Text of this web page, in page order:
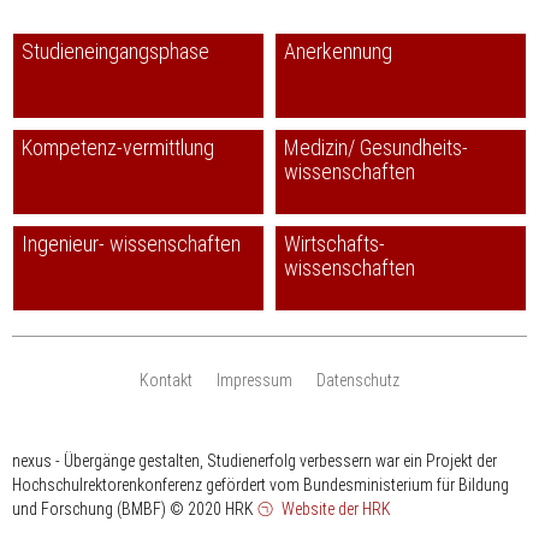
Studieneingangsphase Anerkennung
Kompetenz-vermittlung
Medizin/ Gesundheits-
wissenschaften
Ingenieur- wissenschaften
Wirtschafts-
wissenschaften
Kontakt Impressum Datenschutz
nexus - Übergänge gestalten, Studienerfolg verbessern war ein Projekt der
Hochschulrektorenkonferenz gefördert vom Bundesministerium für Bildung
und Forschung (BMBF) © 2020 HRK Website der HRK